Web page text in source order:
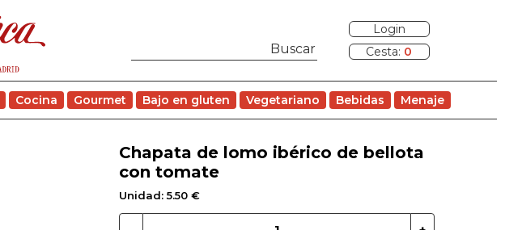
Login
Cesta: 0
Cocina Gourmet Bajo en gluten Vegetariano Bebidas Menaje
Chapata de lomo ibérico de bellota
con tomate
Unidad: 5.50 €